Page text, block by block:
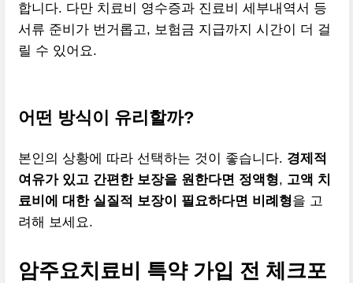
합니다. 다만 치료비 영수증과 진료비 세부내역서 등
서류 준비가 번거롭고, 보험금 지급까지 시간이 더 걸
릴 수 있어요.
어떤 방식이 유리할까?
본인의 상황에 따라 선택하는 것이 좋습니다. 경제적
여유가 있고 간편한 보장을 원한다면 정액형, 고액 치
료비에 대한 실질적 보장이 필요하다면 비례형을 고
려해 보세요.
암주요치료비 특약 가입 전 체크포